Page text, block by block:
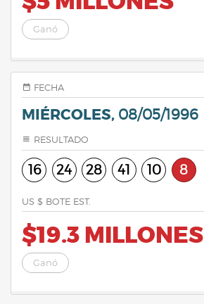
Ganó
FECHA
MIÉRCOLES, 08/05/1996
RESULTADO
16 24 28 41 10 8
US $ BOTE EST.
$19.3 MILLONES
Ganó